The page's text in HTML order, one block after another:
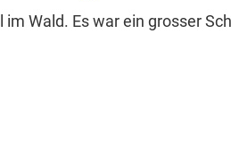
Wald. Es war ein grosser